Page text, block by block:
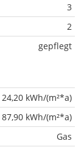
3
2
gepflegt
24,20 kWh/(m²*a)
87,90 kWh/(m²*a)
Gas